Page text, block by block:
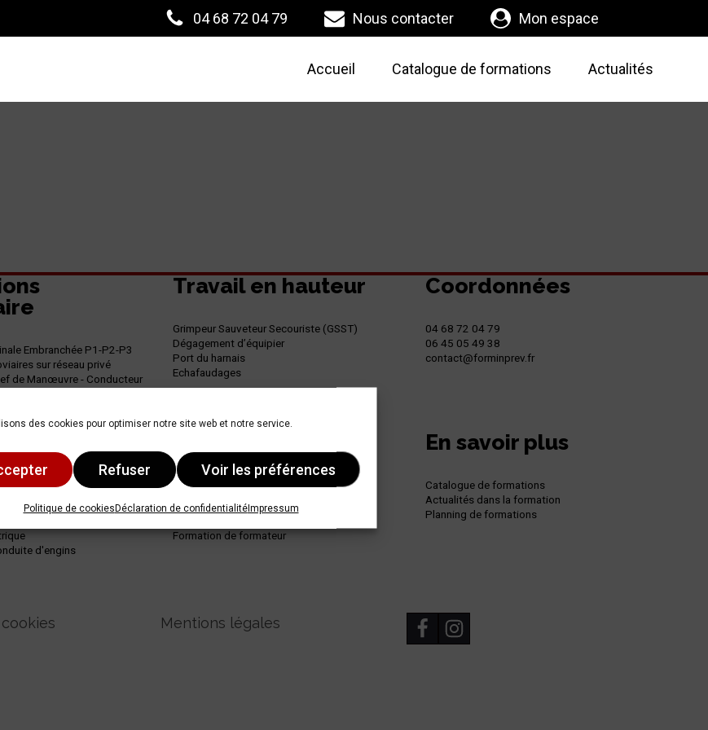
des cookies pour optimiser notre site web et notre service.
Refuser Voir les préférences
Politique de cookiesDéclaration de confidentialitéImpressum
04 68 72 04 79 Nous contacter Mon espace
Accueil Catalogue de formations Actualités
Embranchée P1-P2-P3
sur réseau privé
de Manœuvre - Conducteur
P1-P2-P3
Travail en hauteur
Grimpeur Sauveteur Secouriste (GSST)
Dégagement d’équipier
Port du harnais
Echafaudages
Coordonnées
04 68 72 04 79
06 45 05 49 38
contact@forminprev.fr
du Travail - SST
Postures
d'engins
spécifiques
Reachstacker
Formation de formateur
En savoir plus
Catalogue de formations
Actualités dans la formation
Planning de formations
Mentions légales